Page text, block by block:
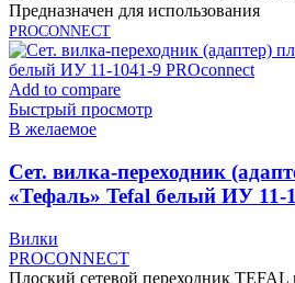
Предназначен для использования
PROCONNECT
Add to compare
Быстрый просмотр
В желаемое
Cет. вилка-переходник
«Тефаль» Tefal белый ИУ 11-
Вилки
PROCONNECT
Плоский сетевой переходник TEFAL